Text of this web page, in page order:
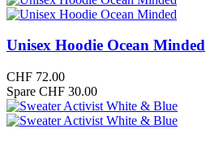
Unisex Hoodie Ocean Minded
CHF 72.00
Spare CHF 30.00